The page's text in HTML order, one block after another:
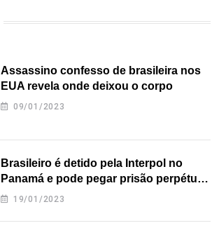
Assassino confesso de brasileira nos
EUA revela onde deixou o corpo
09/01/2023
Brasileiro é detido pela Interpol no
Panamá e pode pegar prisão perpétua
nos EUA
19/01/2023